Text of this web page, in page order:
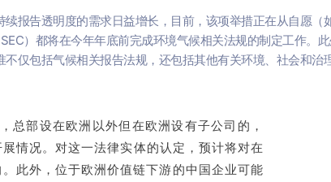
续报告透明度的需求日益增长，目前，该项举措正在从自愿
）都将在今年年底前完成环境气候相关法规的制定工作。
仅包括气候相关报告法规，还包括其他有关环境、社会和治
总部设在欧洲以外但在欧洲设有子公司的，
情况。 对这一法律实体的认定，预计将对在
此外，位于欧洲价值链下游的中国企业可能